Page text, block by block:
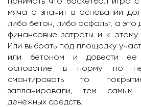
мяча а значит в основании
либо бетон, либо асфальт, а это
финансовые затраты и к этому
Или выбрать под площадку
или бетоном и довести
основание в норму по
смонтировать то
запланировали, тем самым
денежных средств.